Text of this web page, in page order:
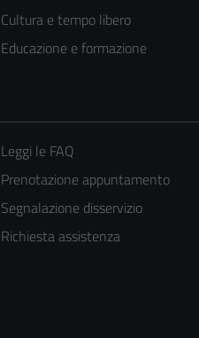
Cultura e tempo libero
Educazione e formazione
Leggi le FAQ
Prenotazione appuntamento
Segnalazione disservizio
Richiesta assistenza